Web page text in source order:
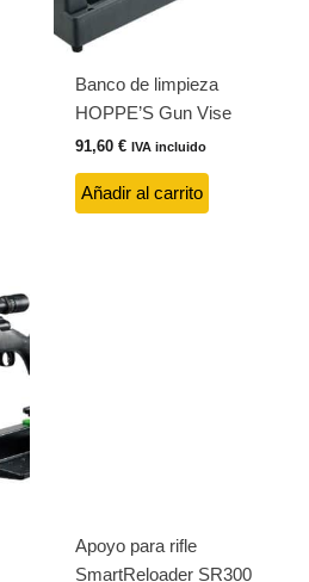
Banco de limpieza
HOPPE’S Gun Vise
91,60 € IVA incluido
Añadir al carrito
Apoyo para rifle
SmartReloader SR300